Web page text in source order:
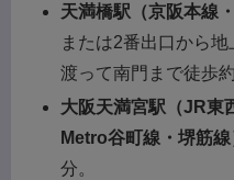
天満橋駅（京阪本線
または2番出口から
渡って南門まで徒歩
大阪天満宮駅（JR東
Metro谷町線・堺筋線
分。